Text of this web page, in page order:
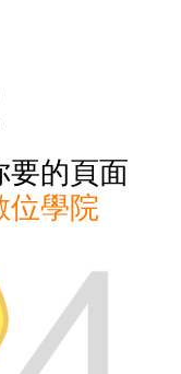
要的頁面
位學院